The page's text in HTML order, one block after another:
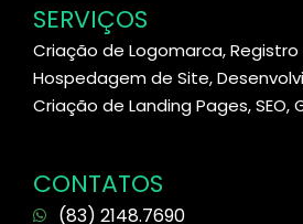
SERVIÇOS
Criação de Logomarca,
Hospedagem de Site,
Criação de Landing Pages,
CONTATOS
(83) 2148.7690